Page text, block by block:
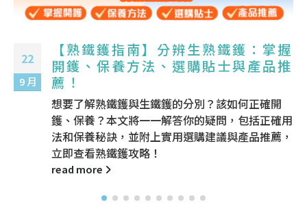
【熟鐵鑊指南】分辨生熟鐵鑊：掌握
開鑊、保養方法、選購貼士與產品推
薦！
想要了解熟鐵鑊與生鐵鑊的分別？該如何正確開
鑊、保養？本文將一一解答你的疑問，包括正確用
法和保養秘訣，並附上實用選購建議與產品推薦，
立即查看熟鐵鑊攻略！
read more
19